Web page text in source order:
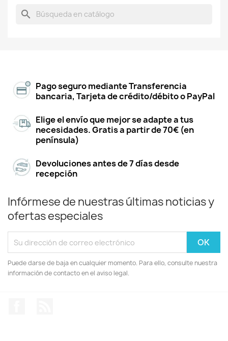
search
Pago seguro mediante Transferencia
bancaria, Tarjeta de crédito/débito o PayPal
Elige el envío que mejor se adapte a tus
necesidades. Gratis a partir de 70€ (en
península)
Devoluciones antes de 7 días desde
recepción
Infórmese de nuestras últimas noticias y
ofertas especiales
Puede darse de baja en cualquier momento. Para ello, consulte nuestra
información de contacto en el aviso legal.